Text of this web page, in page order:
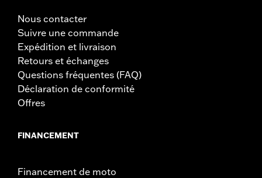
Nous contacter
Suivre une commande
Expédition et livraison
Retours et échanges
Questions fréquentes (FAQ)
Déclaration de conformité
Offres
FINANCEMENT
Financement de moto